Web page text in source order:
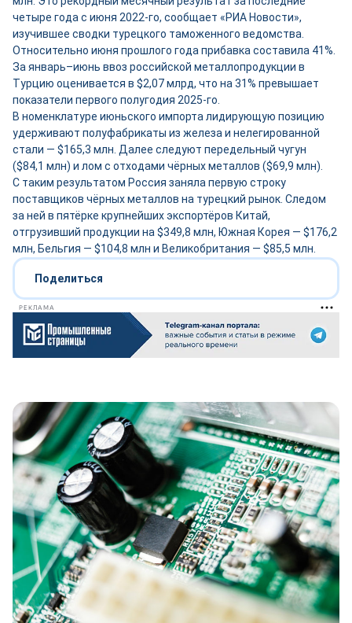
четыре года с июня 2022-го, сообщает «РИА Новости»,
изучившее сводки турецкого таможенного ведомства.
Относительно июня прошлого года прибавка составила 41%.
За январь–июнь ввоз российской металлопродукции в
Турцию оценивается в $2,07 млрд, что на 31% превышает
показатели первого полугодия 2025-го.
В номенклатуре июньского импорта лидирующую позицию
удерживают полуфабрикаты из железа и нелегированной
стали — $165,3 млн. Далее следуют передельный чугун
($84,1 млн) и лом с отходами чёрных металлов ($69,9 млн).
С таким результатом Россия заняла первую строку
поставщиков чёрных металлов на турецкий рынок. Следом
за ней в пятёрке крупнейших экспортёров Китай,
отгрузивший продукции на $349,8 млн, Южная Корея — $176,2
млн, Бельгия — $104,8 млн и Великобритания — $85,5 млн.
Поделиться
РЕКЛАМА